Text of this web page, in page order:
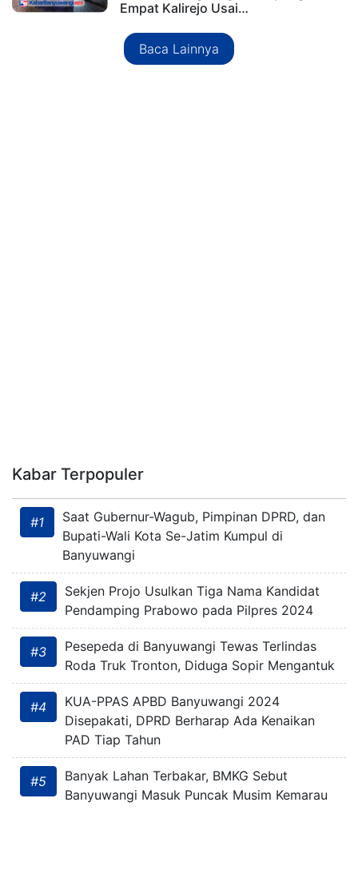
Empat Kalirejo Usai…
Baca Lainnya
Kabar Terpopuler
#1
Saat Gubernur-Wagub, Pimpinan DPRD, dan
Bupati-Wali Kota Se-Jatim Kumpul di
Banyuwangi
#2
Sekjen Projo Usulkan Tiga Nama Kandidat
Pendamping Prabowo pada Pilpres 2024
#3
Pesepeda di Banyuwangi Tewas Terlindas
Roda Truk Tronton, Diduga Sopir Mengantuk
#4
KUA-PPAS APBD Banyuwangi 2024
Disepakati, DPRD Berharap Ada Kenaikan
PAD Tiap Tahun
#5
Banyak Lahan Terbakar, BMKG Sebut
Banyuwangi Masuk Puncak Musim Kemarau